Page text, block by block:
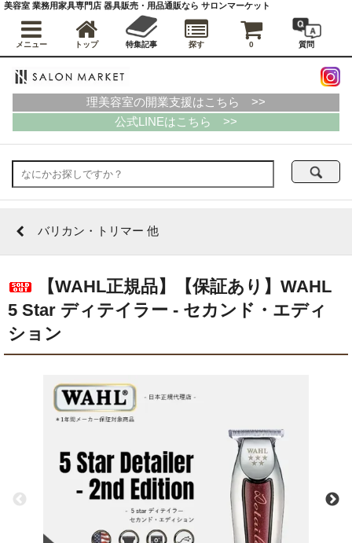
理美容室の開業支援はこちら >>
公式LINEはこちら >>
バリカン・トリマー 他
【WAHL正規品】【保証あり】WAHL
5 Star ディテイラー - セカンド・エディ
ション
美容室 業務用家具専門店 器具販売・用品通販なら サロンマーケット
メニュー トップ 特集記事 探す 0 質問